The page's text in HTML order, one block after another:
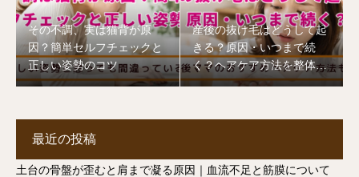
その不調、実は猫背が原
因？簡単セルフチェックと
正しい姿勢のコツ
産後の抜け毛はどうして起
きる？原因・いつまで続
く？ヘアケア方法を整体師
が解説【志木市】
最近の投稿
土台の骨盤が歪むと肩まで凝る原因｜血流不足と筋膜について